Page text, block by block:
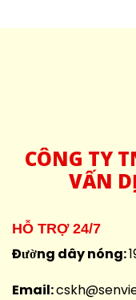
CÔNG TY
VẤN
HỖ TRỢ 24/7
Đường dây nóng:
Email: